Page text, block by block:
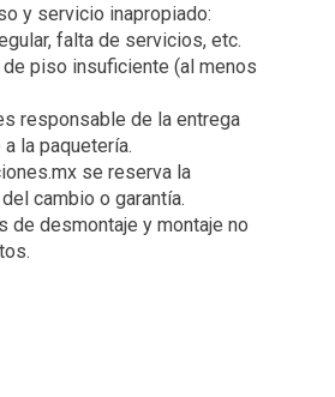
y servicio inapropiado:
falta de servicios, etc.
piso insuficiente (al menos
responsable de la entrega
la paquetería.
se reserva la
cambio o garantía.
de desmontaje y montaje no